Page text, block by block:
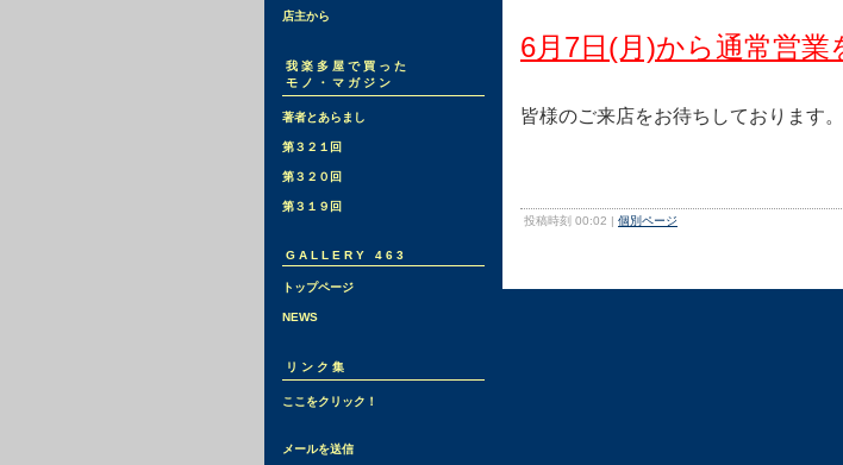
店主から
我楽多屋で買った
モノ・マガジン
著者とあらまし
第３２１回
第３２０回
第３１９回
GALLERY 463
トップページ
NEWS
リンク集
ここをクリック！
メールを送信
6月7日(月)から通常営業
皆様のご来店をお待ちしております。
投稿時刻 00:02 | 個別ページ